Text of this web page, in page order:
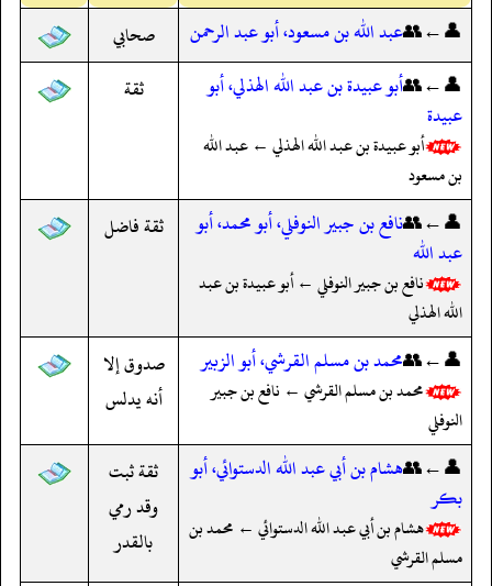
👤←👥عبد الله بن مسعود، أبو عبد الرحمن
صحابي
👤←👥أبو عبيدة بن عبد الله الهذلي، أبو
عبيدة
أبو عبيدة بن عبد الله الهذلي ← عبد الله
بن مسعود
ثقة
👤←👥نافع بن جبير النوفلي، أبو محمد، أبو
عبد الله
نافع بن جبير النوفلي ← أبو عبيدة بن عبد
الله الهذلي
ثقة فاضل
👤←👥محمد بن مسلم القرشي، أبو الزبير
محمد بن مسلم القرشي ← نافع بن جبير
النوفلي
صدوق إلا
أنه يدلس
👤←👥هشام بن أبي عبد الله الدستوائي، أبو
بكر
هشام بن أبي عبد الله الدستوائي ← محمد بن
مسلم القرشي
ثقة ثبت
وقد رمي
بالقدر